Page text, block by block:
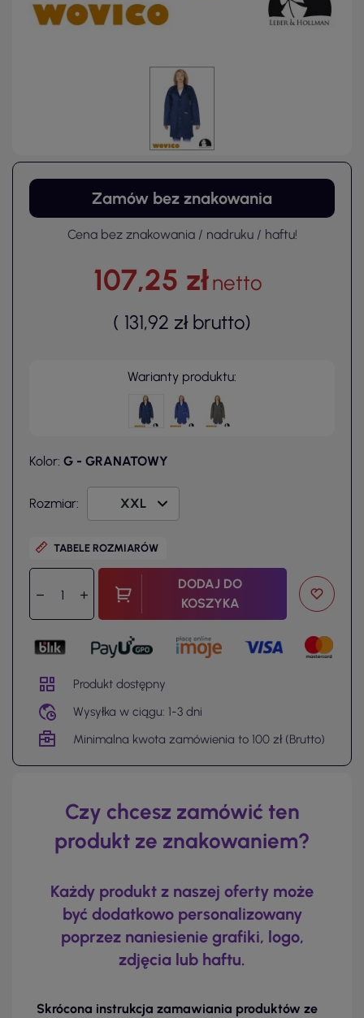
Zamów bez znakowania
Cena bez znakowania / nadruku / haftu!
107,25 złnetto
( 131,92 zł brutto)
Warianty produktu:
Kolor: G - GRANATOWY
Rozmiar:
TABELE ROZMIARÓW
DODAJ DO
KOSZYKA
Produkt dostępny
Wysyłka w ciągu: 1-3 dni
Minimalna kwota zamówienia to 100 zł (Brutto)
Czy chcesz zamówić ten
produkt ze znakowaniem?
Każdy produkt z naszej oferty może
być dodatkowo personalizowany
poprzez naniesienie grafiki, logo,
zdjęcia lub haftu.
Skrócona instrukcja zamawiania produktów ze